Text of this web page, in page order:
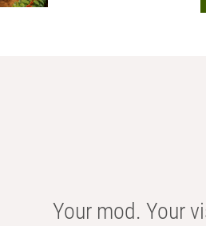
Your mod. Your